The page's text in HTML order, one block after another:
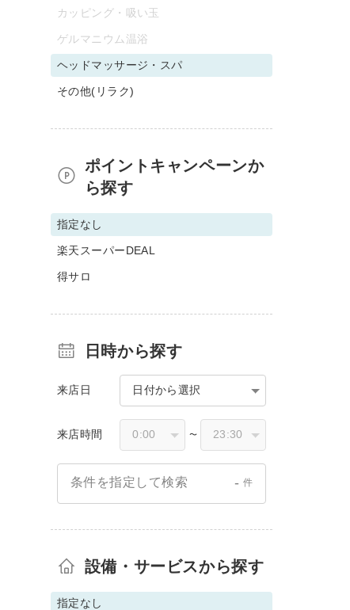
カッピング・吸い玉
ゲルマニウム温浴
ヘッドマッサージ・スパ
その他(リラク)
ポイントキャンペーンか
ら探す
指定なし
楽天スーパーDEAL
得サロ
日時から探す
来店日 日付から選択
来店時間 〜
条件を指定して検索 - 件
設備・サービスから探す
指定なし